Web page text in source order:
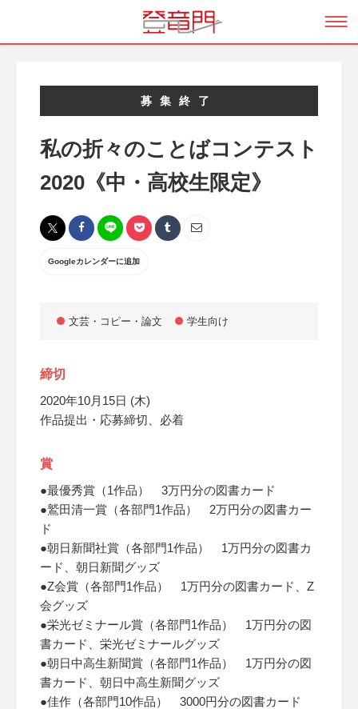
募集終了
私の折々のことばコンテスト
2020《中・高校生限定》
Googleカレンダーに追加
文芸・コピー・論文 学生向け
締切
2020年10月15日 (木)
作品提出・応募締切、必着
賞
●最優秀賞（1作品） 3万円分の図書カード
●鷲田清一賞（各部門1作品） 2万円分の図書カー
ド
●朝日新聞社賞（各部門1作品） 1万円分の図書カ
ード、朝日新聞グッズ
●Z会賞（各部門1作品） 1万円分の図書カード、Z
会グッズ
●栄光ゼミナール賞（各部門1作品） 1万円分の図
書カード、栄光ゼミナールグッズ
●朝日中高生新聞賞（各部門1作品） 1万円分の図
書カード、朝日中高生新聞グッズ
●佳作（各部門10作品） 3000円分の図書カード